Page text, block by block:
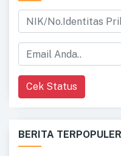
Cek Status
BERITA TERPOPULER